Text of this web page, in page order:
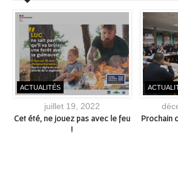
ACTUALITÉS
juillet 19, 2022
Cet été, ne jouez pas avec le feu
!
Prochain